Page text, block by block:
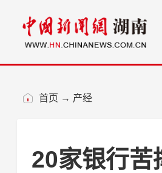
首页 → 产经
20家银行苦